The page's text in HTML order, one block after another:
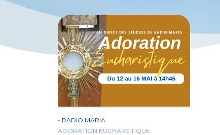
- RADIO MARIA
ADORATION EUCHARSITIQUE